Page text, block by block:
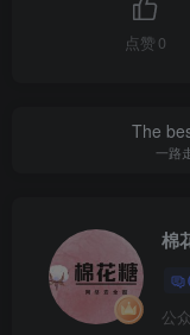
点赞 0
The
一路
棉
公